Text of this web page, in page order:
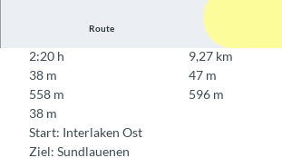
Route
2:20 h
9,27 km
38 m
47 m
558 m
596 m
38 m
Start: Interlaken Ost
Ziel: Sundlauenen